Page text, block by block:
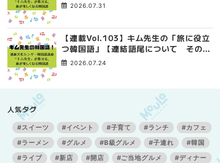
2026.07.31
【連載Vol.103】キム先生の「旅に役立
つ韓国語」【連結語尾について その
3】2026.07.24
人気タグ
#スイーツ #イベント #子育て #ランチ
#カフェ
#ラーメン
#グルメ #B級グルメ #子連れ
#韓国
#ライブ
#新店 #開店 #ご当地グルメ
#ディナー